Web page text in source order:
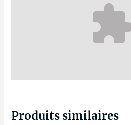
Produits similaires